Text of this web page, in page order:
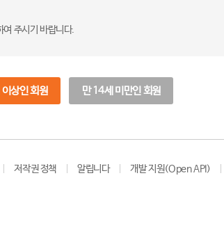
주시기 바랍니다.
상인 회원 만 14세 미만인 회원
저작권 정책 알립니다 개발 지원(Open API)